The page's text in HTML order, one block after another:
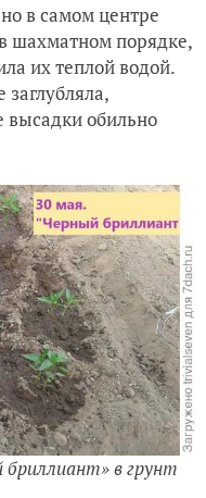
в самом центре
шахматном порядке,
их теплой водой.
высадки обильно
бриллиант» в грунт